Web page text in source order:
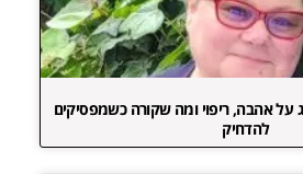
על אהבה, ריפוי ומה שקורה כשמפסיקים
להדחיק